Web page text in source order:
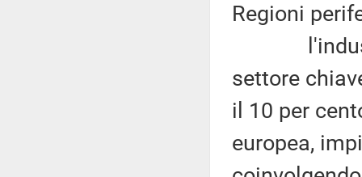
Regioni
l'industria
settore
il 10 per
europea,